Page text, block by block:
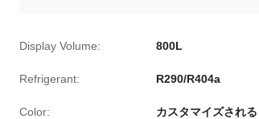
Display Volume: 800L
Refrigerant: R290/R404a
Color: カスタマイズされる